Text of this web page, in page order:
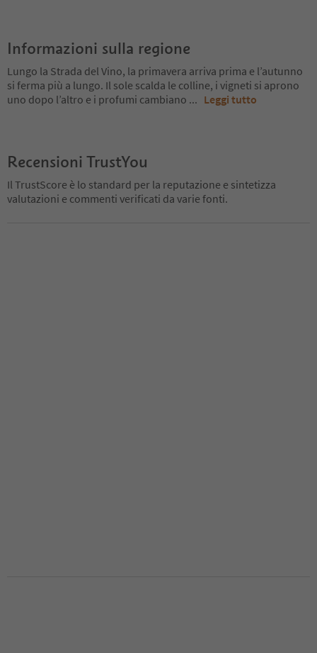
Informazioni sulla regione
Lungo la Strada del Vino, la primavera arriva prima e l’autunno
si ferma più a lungo. Il sole scalda le colline, i vigneti si aprono
uno dopo l’altro e i profumi cambiano ... Leggi tutto
Recensioni TrustYou
Il TrustScore è lo standard per la reputazione e sintetizza
valutazioni e commenti verificati da varie fonti.